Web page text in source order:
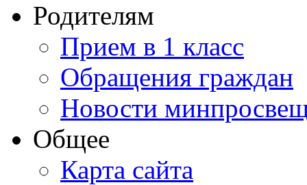
Родителям
Прием в 1 класс
Обращения граждан
Новости
Общее
Карта сайта